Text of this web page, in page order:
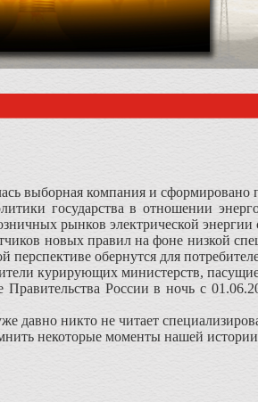
выборная компания и сформировано
государства в отношении
рынков электрической энергии
новых правил на фоне низкой
перспективе обернутся для
курирующих министерств,
Правительства России в ночь с
давно никто не читает
некоторые моменты нашей истории